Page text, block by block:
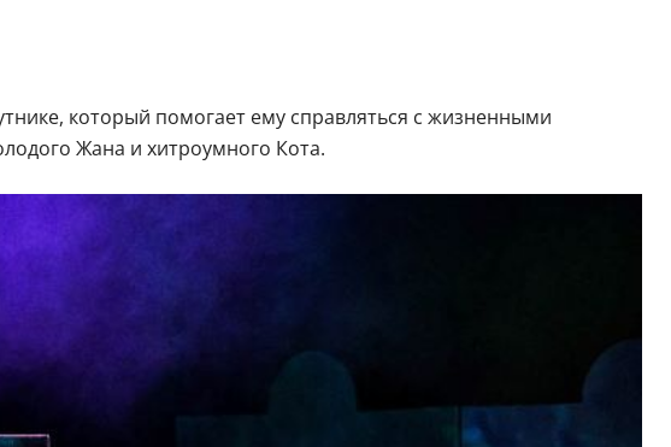
который помогает ему справляться с жизненными
Жана и хитроумного Кота.